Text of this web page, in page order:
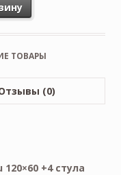
ТОВАРЫ
(0)
+4 стула